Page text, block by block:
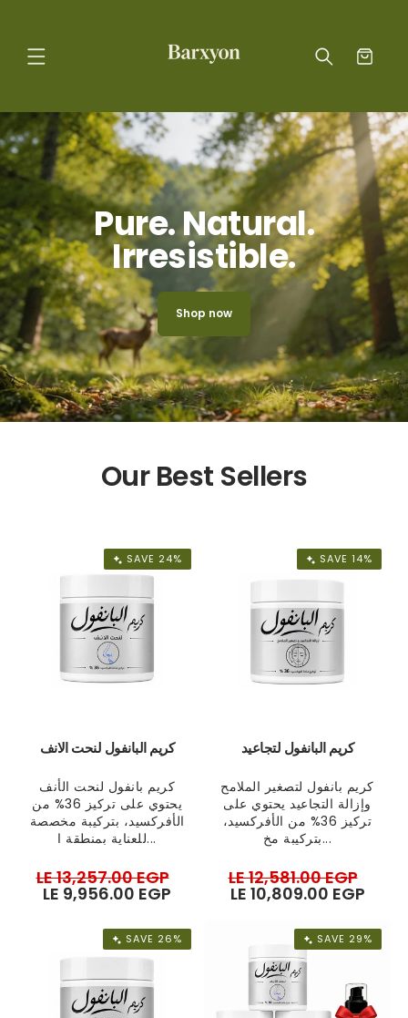
Cart
Pure. Natural.
Irresistible.
Shop now
Our Best Sellers
SAVE 24%
كريم البانفول لنحت الانف
كريم بانفول لنحت الأنف
يحتوي على تركيز 36% من
الأفركسيد، بتركيبة مخصصة
للعناية بمنطقة ا...
Regular
price
LE 13,257.00 EGP
LE 9,956.00 EGP
SAVE 14%
كريم البانفول لتجاعيد
كريم بانفول لتصغير الملامح
وإزالة التجاعيد يحتوي على
تركيز 36% من الأفركسيد،
بتركيبة مخ...
Regular
price
LE 12,581.00 EGP
LE 10,809.00 EGP
SAVE 26% SAVE 29%